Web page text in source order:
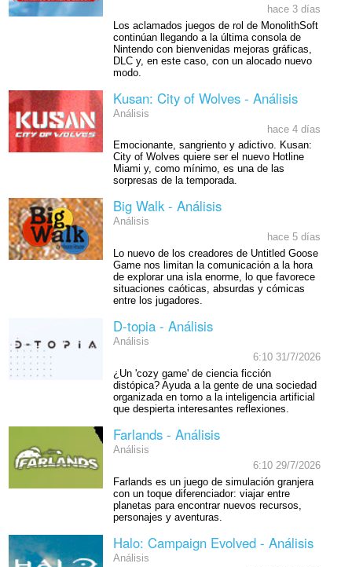
hace 3 días
Los aclamados juegos de rol de MonolithSoft
continúan llegando a la última consola de
Nintendo con bienvenidas mejoras gráficas,
DLC y, en este caso, con un alocado nuevo
modo.
Kusan: City of Wolves - Análisis
Análisis
hace 4 días
Emocionante, sangriento y adictivo. Kusan:
City of Wolves quiere ser el nuevo Hotline
Miami y, como mínimo, es una de las
sorpresas de la temporada.
Big Walk - Análisis
Análisis
hace 5 días
Lo nuevo de los creadores de Untitled Goose
Game nos limitan la comunicación a la hora
de explorar una isla enorme, lo que favorece
situaciones caóticas, absurdas y cómicas
entre los jugadores.
D-topia - Análisis
Análisis
6:10 31/7/2026
¿Un 'cozy game' de ciencia ficción
distópica? Ayuda a la gente de una sociedad
organizada en torno a la inteligencia artificial
que despierta interesantes reflexiones.
Farlands - Análisis
Análisis
6:10 29/7/2026
Farlands es un juego de simulación granjera
con un toque diferenciador: viajar entre
planetas para encontrar nuevos recursos,
personajes y aventuras.
Halo: Campaign Evolved - Análisis
Análisis